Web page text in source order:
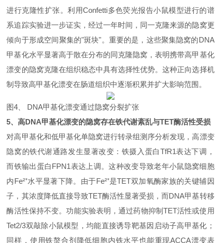
进行克隆性扩张。利用Confetti多色荧光报告小鼠模型进行的谱
系追踪实验进一步证实，经过一年时间，同一克隆来源的隐窝更
倾向于形成空间聚集的"斑块"。重要的是，这些聚集隐窝的DNA
甲基化水平显著高于散在分布的同克隆隐窝，表明携带高甲基化
漂变的隐窝克隆在组织稳态中具有选择性优势。这种正向选择机
制导致高甲基化漂变在肠道组织中逐渐积累并扩大影响范围。
图4、 DNA甲基化漂变通过隐窝分裂扩张
5、高DNA甲基化漂变的隐窝存在铁代谢紊乱与TET酶活性受损
对高甲基化和低甲基化单隐窝进行转录组测序分析发现，高漂变
隐窝的铁代谢通路发生显著改变：铁摄入蛋白TfR1表达下调，
而铁输出蛋白FPN1表达上调。这种改变导致老年小鼠隐窝细胞
内Fe²⁺水平显著下降。由于Fe²⁺是TET双加氧酶家族的关键辅因
子，其浓度降低直接导致TET酶活性显著受损，而DNA甲基转移
酶活性保持不变。功能实验表明，通过药物抑制 TET活性或使用
Tet2/3双敲除小鼠模型，均能直接诱导靶基因启动子高甲基化；
同样，使用铁螯合剂降低细胞内铁水平也能重现ACCA漂变表